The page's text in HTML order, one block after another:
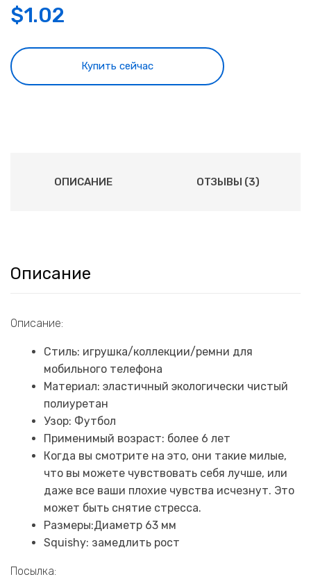
$1.02
Купить сейчас
ОПИСАНИЕ ОТЗЫВЫ (3)
Описание
Описание:
Стиль: игрушка/коллекции/ремни для
мобильного телефона
Материал: эластичный экологически чистый
полиуретан
Узор: Футбол
Применимый возраст: более 6 лет
Когда вы смотрите на это, они такие милые,
что вы можете чувствовать себя лучше, или
даже все ваши плохие чувства исчезнут. Это
может быть снятие стресса.
Размеры:Диаметр 63 мм
Squishy: замедлить рост
Посылка: